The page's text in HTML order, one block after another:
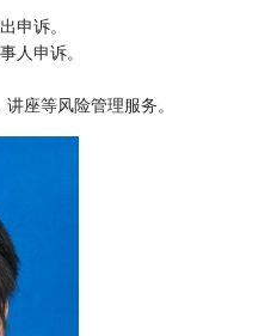
申诉。
人申诉。
座等风险管理服务。